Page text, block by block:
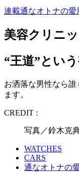
連載通なオトナの愛
美容クリニ
“王道”とい
お洒落な男性なら
ます。
CREDIT :
写真／鈴木克
WATCHES
CARS
通なオトナの